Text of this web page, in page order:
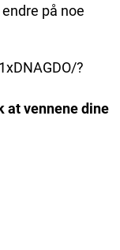
på noe
?
at vennene dine